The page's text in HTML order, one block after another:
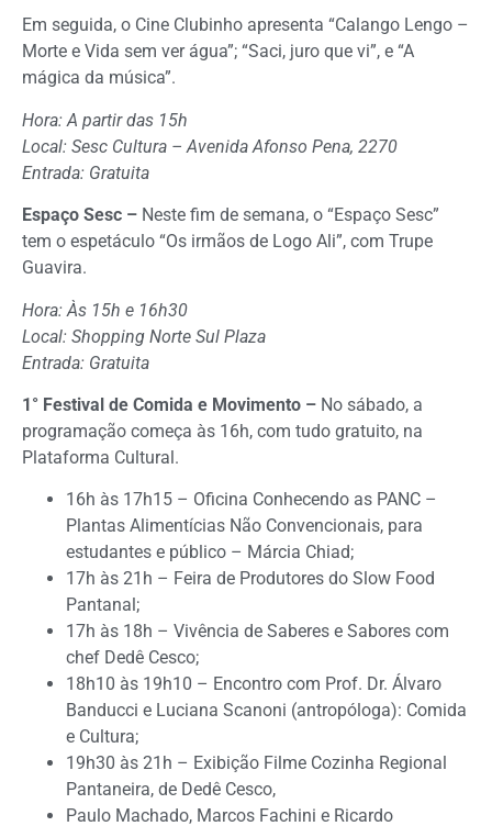
Em seguida, o Cine Clubinho apresenta “Calango Lengo –
Morte e Vida sem ver água”; “Saci, juro que vi”, e “A
mágica da música”.
Hora: A partir das 15h
Local: Sesc Cultura – Avenida Afonso Pena, 2270
Entrada: Gratuita
Espaço Sesc – Neste fim de semana, o “Espaço Sesc”
tem o espetáculo “Os irmãos de Logo Ali”, com Trupe
Guavira.
Hora: Às 15h e 16h30
Local: Shopping Norte Sul Plaza
Entrada: Gratuita
1° Festival de Comida e Movimento – No sábado, a
programação começa às 16h, com tudo gratuito, na
Plataforma Cultural.
16h às 17h15 – Oficina Conhecendo as PANC –
Plantas Alimentícias Não Convencionais, para
estudantes e público – Márcia Chiad;
17h às 21h – Feira de Produtores do Slow Food
Pantanal;
17h às 18h – Vivência de Saberes e Sabores com
chef Dedê Cesco;
18h10 às 19h10 – Encontro com Prof. Dr. Álvaro
Banducci e Luciana Scanoni (antropóloga): Comida
e Cultura;
19h30 às 21h – Exibição Filme Cozinha Regional
Pantaneira, de Dedê Cesco,
Paulo Machado, Marcos Fachini e Ricardo